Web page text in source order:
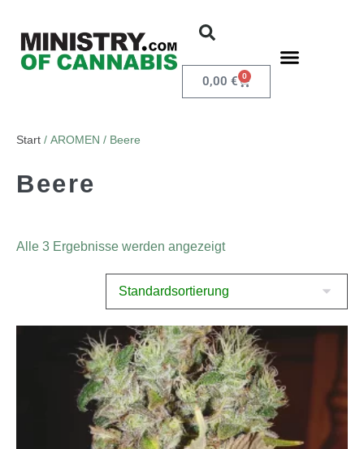
0,00 € 0
Start / AROMEN / Beere
Beere
Alle 3 Ergebnisse werden angezeigt